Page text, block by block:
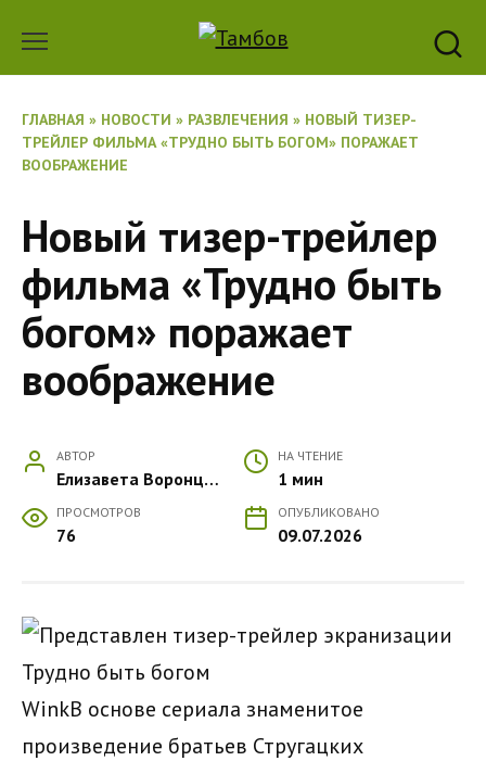
содержанию
ГЛАВНАЯ » НОВОСТИ » РАЗВЛЕЧЕНИЯ » НОВЫЙ ТИЗЕР-
ТРЕЙЛЕР ФИЛЬМА «ТРУДНО БЫТЬ БОГОМ» ПОРАЖАЕТ
ВООБРАЖЕНИЕ
Новый тизер-трейлер
фильма «Трудно быть
богом» поражает
воображение
АВТОР
Елизавета Воронцова
НА ЧТЕНИЕ
1 мин
ПРОСМОТРОВ
76
ОПУБЛИКОВАНО
09.07.2026
WinkВ основе сериала знаменитое
произведение братьев Стругацких